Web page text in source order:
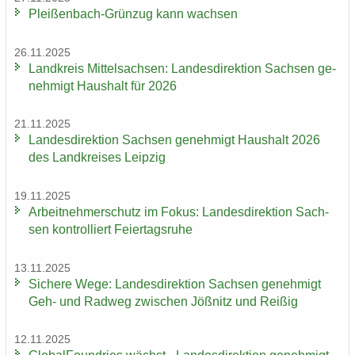
Pleißenbach-​Grünzug kann wach­sen
26.11.2025
Land­kreis Mit­tel­sach­sen: Lan­des­di­rek­ti­on Sach­sen ge­
neh­migt Haus­halt für 2026
21.11.2025
Lan­des­di­rek­ti­on Sach­sen ge­neh­migt Haus­halt 2026
des Land­krei­ses Leip­zig
19.11.2025
Ar­beit­neh­mer­schutz im Fokus: Lan­des­di­rek­ti­on Sach­
sen kon­trol­liert Fei­er­tags­ru­he
13.11.2025
Si­che­re Wege: Lan­des­di­rek­ti­on Sach­sen ge­neh­migt
Geh- und Rad­weg zwi­schen Jöß­nitz und Rei­ßig
12.11.2025